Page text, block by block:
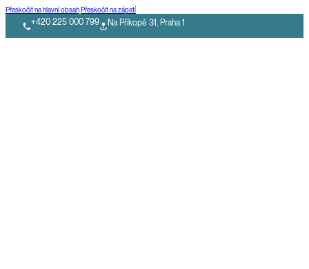
Přeskočit na hlavní obsahPřeskočit na zápatí
+420 225 000 799 Na Příkopě 31, Praha 1